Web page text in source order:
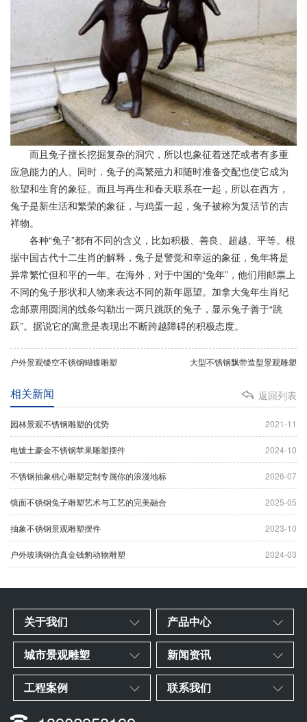
而且兔子擅长挖掘复杂的洞穴，所以也象征着迷茫或者有多重
应急能力的人。同时，兔子的高繁殖力和随时准备交配也使它成为
欲望和生育的象征。而且与再生和春天联系在一起，所以在西方，
兔子是新生活和繁荣的象征，与鸡蛋一起，兔子被称为复活节的吉
祥物。
各种“兔子”都有不同的含义，比如积极、善良、超越、平等。根
据中国古代十二生肖的解释，兔子是警觉和幸运的象征，兔年将是
异常繁忙但和平的一年。在海外，对于中国的“兔年”，他们用邮票上
不同的兔子形状和人物来表达不同的新年愿望。加拿大兔年生肖纪
念邮票用圆润的线条勾勒出一两只跳跃的兔子，显示兔子善于“跳
跃”。据说它的寓意是表现出不断跨越障碍的积极态度。
户外景观镂空不锈钢蝴蝶雕塑 大型不锈钢飘带造型景观雕塑
返回列表
相关新闻
2021-11
园林景观不锈钢雕塑的优势
2024-10
电镀土豪金不锈钢苹果雕塑摆件
2026-07
不锈钢抽象桃心雕塑定制专属你的浪漫地标
2025-05
镜面不锈钢兔子雕塑艺术与工艺的完美融合
2023-10
抽象不锈钢景观雕塑摆件
2024-03
户外玻璃钢仿真金钱豹动物雕塑
关于我们 产品中心
城市景观雕塑 新闻资讯
工程案例 联系我们